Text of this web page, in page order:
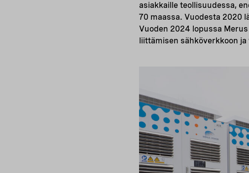
asiakkaille teollisuudessa,
70 maassa. Vuodesta 2020
Vuoden 2024 lopussa
liittämisen sähköverkkoon